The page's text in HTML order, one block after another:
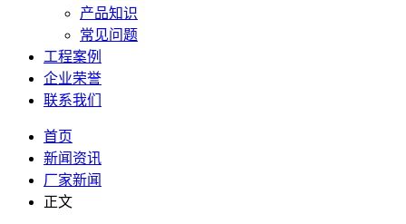
产品知识
常见问题
工程案例
企业荣誉
联系我们
首页
新闻资讯
厂家新闻
正文